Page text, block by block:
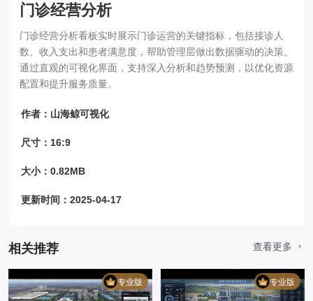
门诊经营分析
门诊经营分析看板实时展示门诊运营的关键指标，包括接诊人
数、收入支出和患者满意度，帮助管理层做出数据驱动的决策。
通过直观的可视化界面，支持深入分析和趋势预测，以优化资源
配置和提升服务质量。
作者：山海鲸可视化
尺寸：16:9
大小：0.82MB
更新时间：2025-04-17
相关推荐 查看更多
专业版 专业版